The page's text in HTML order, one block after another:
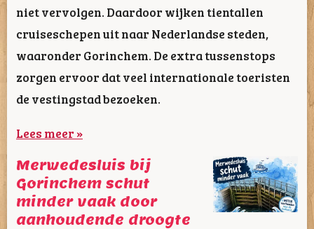
niet vervolgen. Daardoor wijken tientallen
cruiseschepen uit naar Nederlandse steden,
waaronder Gorinchem. De extra tussenstops
zorgen ervoor dat veel internationale toeristen
de vestingstad bezoeken.
Lees meer »
Merwedesluis bij
Gorinchem schut
minder vaak door
aanhoudende droogte